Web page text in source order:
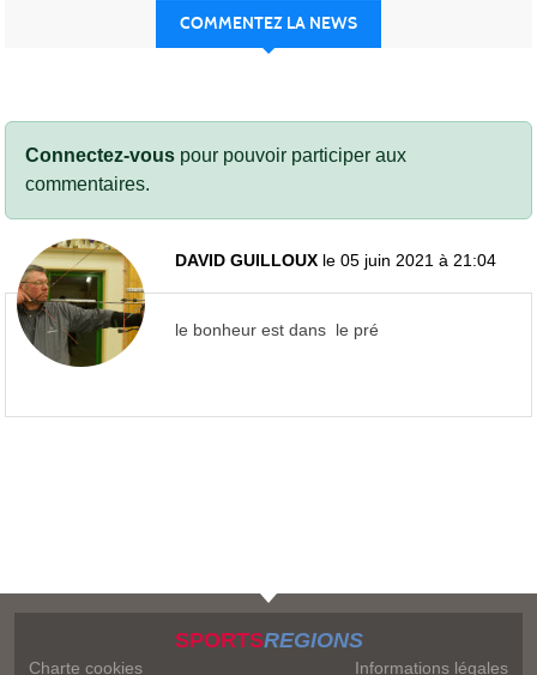
COMMENTEZ LA NEWS
Connectez-vous pour pouvoir participer aux
commentaires.
DAVID GUILLOUX le 05 juin 2021 à 21:04
le bonheur est dans le pré
SPORTSREGIONS
Charte cookies Informations légales